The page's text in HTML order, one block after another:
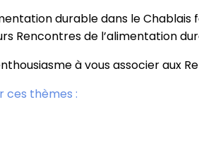
durable dans le
Rencontres de l’alimentation
à vous associer aux
ces thèmes :